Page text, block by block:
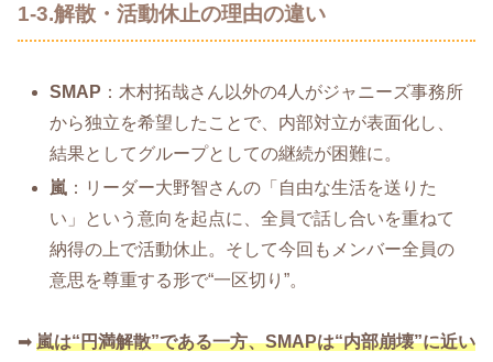
1-3.解散・活動休止の理由の違い
SMAP ：木村拓哉さん以外の4人がジャニーズ事務所
から独立を希望したことで、内部対立が表面化し、
結果としてグループとしての継続が困難に。
嵐 ：リーダー大野智さんの「自由な生活を送りた
い」という意向を起点に、全員で話し合いを重ねて
納得の上で活動休止。そして今回もメンバー全員の
意思を尊重する形で“一区切り”。
➡ 嵐は“円満解散”である一方、SMAPは“内部崩壊”に近い